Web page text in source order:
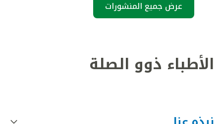
عرض جميع المنشورات
الأطباء ذوو الصلة